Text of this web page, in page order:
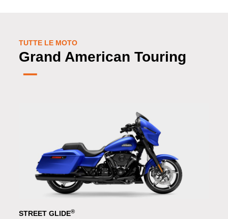
TUTTE LE MOTO
Grand American Touring
STREET GLIDE®